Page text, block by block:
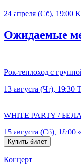
24 апреля (Сб), 19:00
Ожидаемые
Рок-теплоход с
13 августа (Чт), 19:30
WHITE PARTY /
15 августа (Сб), 18:00
Концерт